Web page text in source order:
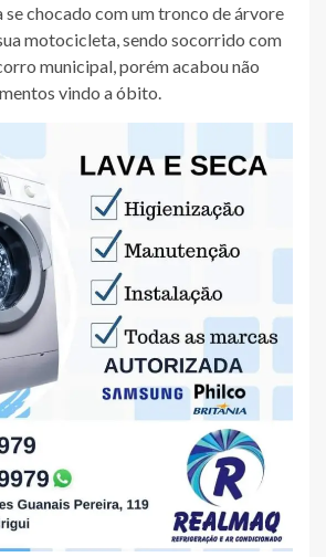
se chocado com um tronco de árvore
motocicleta, sendo socorrido com
municipal, porém acabou não
vindo a óbito.